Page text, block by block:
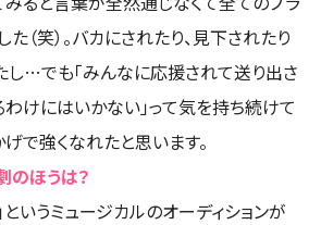
（笑）。バカにされたり、見下されたり
し…でも「みんなに応援されて送り出さ
わけにはいかない」って気を持ち続けて
で強くなれたと思います。
のほうは？
いうミュージカルのオーディションが